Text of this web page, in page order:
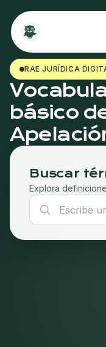
RAE JURÍDICA
básico
Buscar
Explora